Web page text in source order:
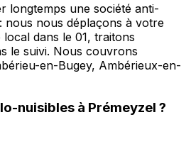
longtemps une société anti-
nous nous déplaçons à votre
dans le 01, traitons
le suivi. Nous couvrons
en-Bugey, Ambérieux-en-
nuisibles à Prémeyzel ?